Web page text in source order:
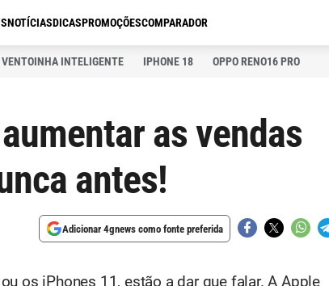
NOTÍCIASDICASPROMOÇÕESCOMPARADOR
VENTOINHA INTELIGENTE IPHONE 18 OPPO RENO16 PRO
as vendas
antes!
Adicionar 4gnews como fonte preferida
os iPhones 11, estão a dar que falar. A Apple